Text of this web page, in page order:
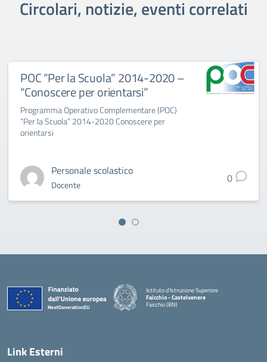
Circolari, notizie, eventi correlati
POC “Per la Scuola” 2014-2020 –
“Conoscere per orientarsi”
Programma Operativo Complementare (POC)
“Per la Scuola” 2014-2020 Conoscere per
orientarsi
Personale scolastico
Docente 0
Istituto d'Istruzione Superiore
Faicchio - Castelvenere
Faicchio (BN)
Link Esterni